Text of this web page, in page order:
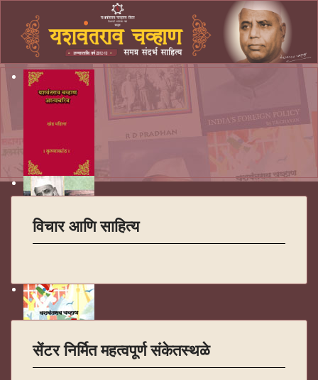
विचार आणि साहित्य
सेंटर निर्मित महत्वपूर्ण संकेतस्थळे